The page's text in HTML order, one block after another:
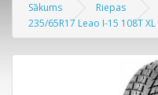
Sākums Riepas
235/65R17 Leao I-15 108T XL